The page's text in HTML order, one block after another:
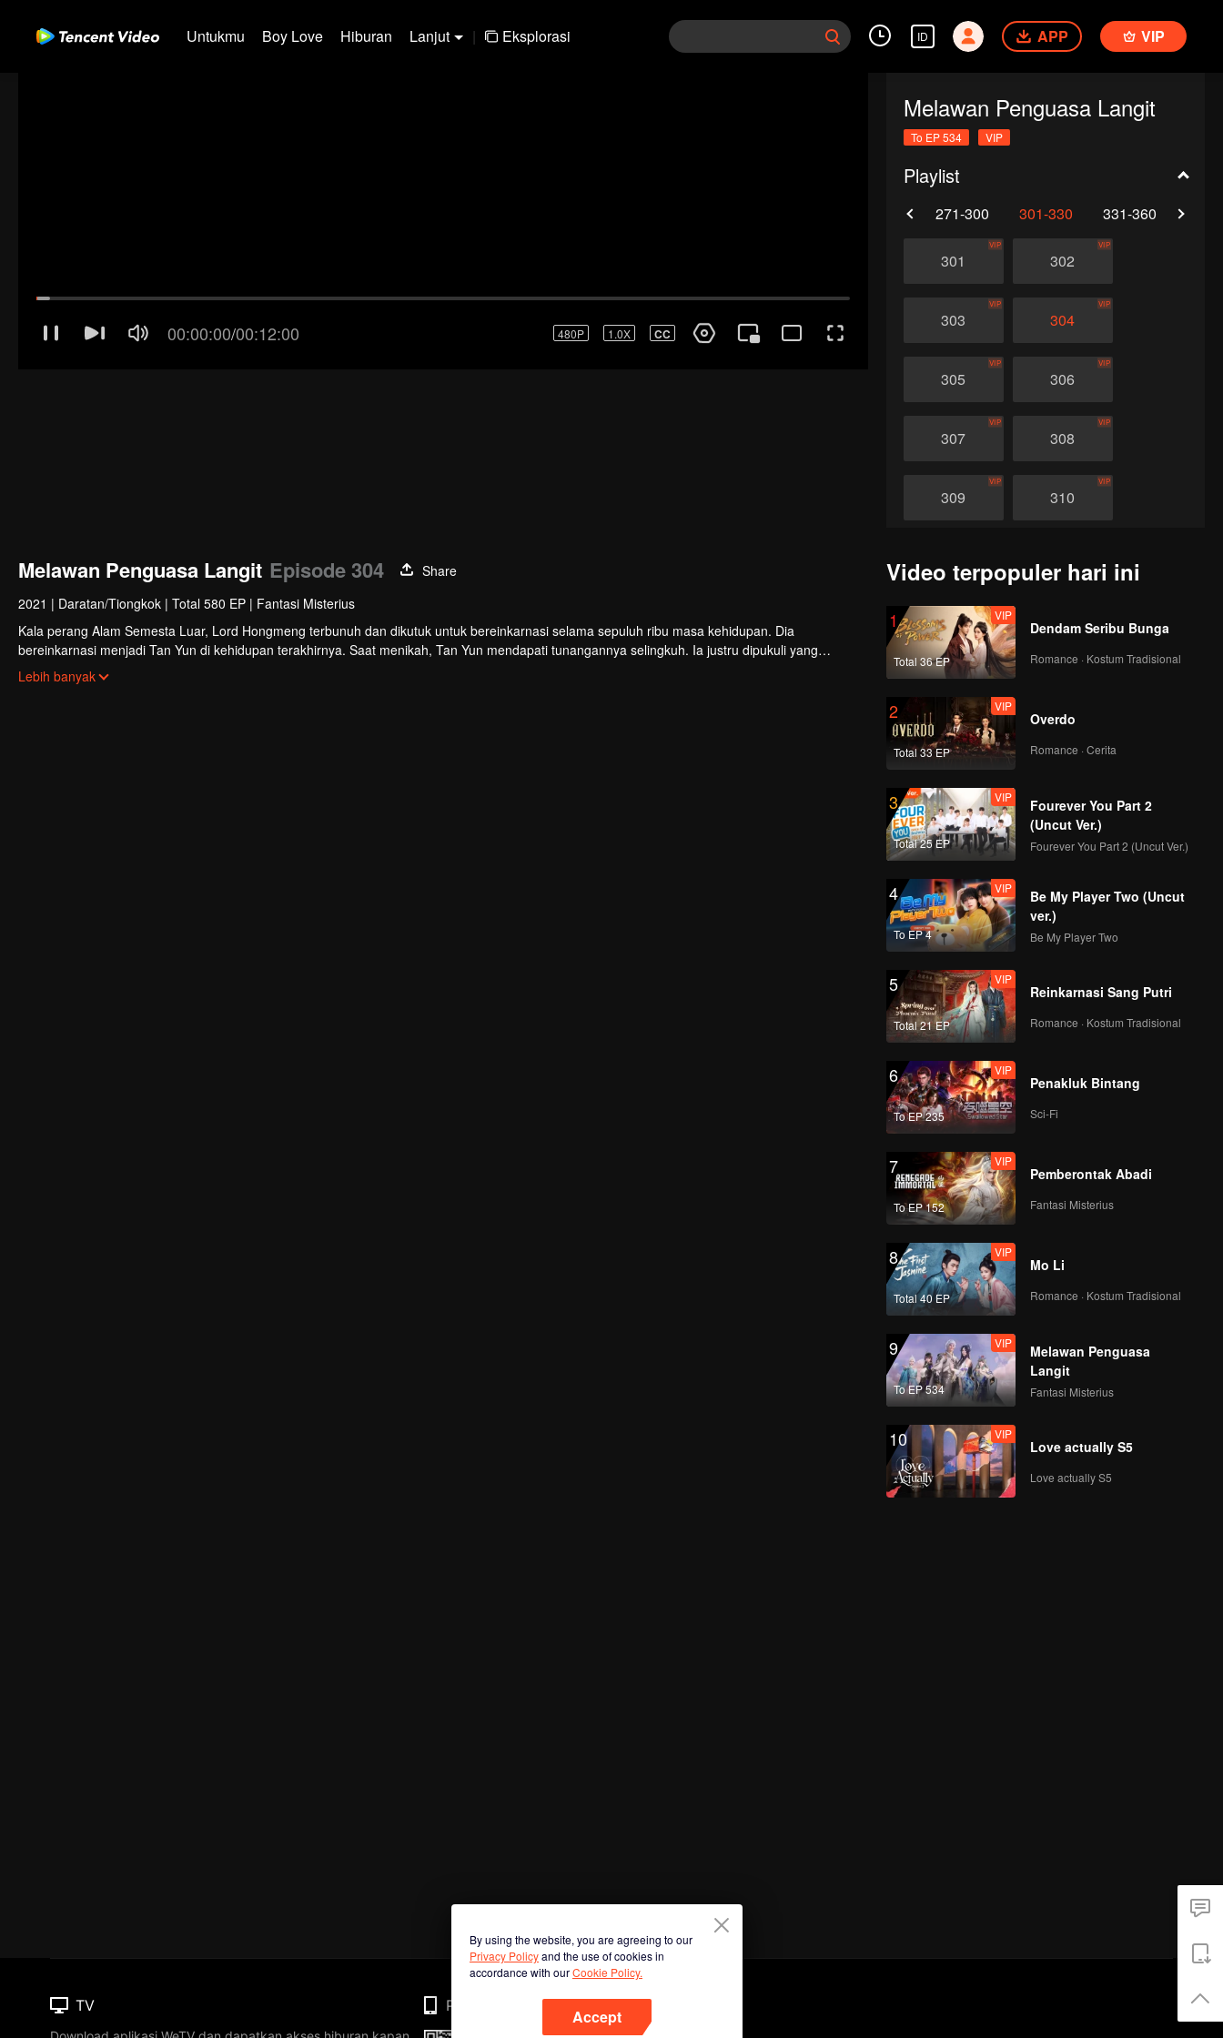
Untukmu Boy Love Hiburan Lanjut | Eksplorasi ID APP VIP
00:00:00/00:12:00 480P 1.0X ID
Melawan Penguasa Langit
To EP 534 VIP
Playlist
271-300 301-330 331-360
301
VIP
302
VIP
303
VIP
304
VIP
305
VIP
306
VIP
307
VIP
308
VIP
309
VIP
310
VIP
313
315
VIP VIP
317
VIP
319
321
VIP
322
323
VIP
324
VIP
325
VIP
327
VIP
328
329
VIP
330
Melawan Penguasa Langit Episode 304
Share
2021 | Daratan/Tiongkok | Total 580 EP | Fantasi Misterius
Kala perang Alam Semesta Luar, Lord Hongmeng terbunuh dan dikutuk untuk bereinkarnasi selama sepuluh ribu masa kehidupan. Dia
bereinkarnasi menjadi Tan Yun di kehidupan terakhirnya. Saat menikah, Tan Yun mendapati tunangannya selingkuh. Ia justru dipukuli yang
membangkitkan ingatan akan Hongmeng. Kemudian Tan Yun memiliki bakat tingkat Dewa dan giat berlatih demi meningkatkan kekuatannya.
Kemudian Tan Yun membalas kematian keluarganya dan menyatukan seluruh benua.
Lebih banyak
Video terpopuler hari ini
1
Total 36 EP
VIP
Dendam Seribu Bunga
Romance · Kostum Tradisional
2
Total 33 EP
VIP
Overdo
Romance · Cerita
3
Total 25 EP
VIP
Fourever You Part 2
(Uncut Ver.)
Fourever You Part 2 (Uncut Ver.)
4
To EP 4
VIP
Be My Player Two (Uncut
ver.)
Be My Player Two
5
Total 21 EP
VIP
Reinkarnasi Sang Putri
Romance · Kostum Tradisional
6
To EP 235
VIP
Penakluk Bintang
Sci-Fi
7
To EP 152
VIP
Pemberontak Abadi
Fantasi Misterius
8
Total 40 EP
VIP
Mo Li
Romance · Kostum Tradisional
9
To EP 534
VIP
Melawan Penguasa
Langit
Fantasi Misterius
10 VIP
Love actually S5
Love actually S5
By using the website, you are agreeing to our
Privacy Policyand the use of cookies in
accordance with ourCookie Policy.
Accept
TV Phone